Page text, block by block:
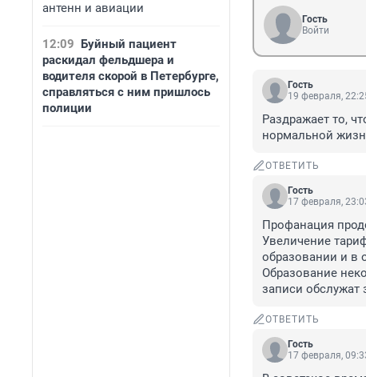
антенн и авиации
12:09 Буйный пациент
раскидал фельдшера и
водителя скорой в Петербурге,
справляться с ним пришлось
полиции
Гость
Войти
Гость
19 февраля,
Раздражает то,
нормальной
ОТВЕТИТЬ
Гость
17 февраля,
Профанация
Увеличение
образовании и в
Образование
записи обслужат
ОТВЕТИТЬ
Гость
17 февраля,